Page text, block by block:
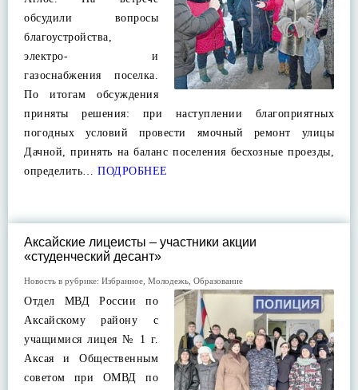
обсудили вопросы
благоустройства,
электро- и
газоснабжения поселка.
По итогам обсуждения
приняты решения: при наступлении благоприятных
погодных условий провести ямочный ремонт улицы
Дачной, принять на баланс поселения бесхозные проезды,
определить… ПОДРОБНЕЕ
Аксайские лицеисты – участники акции
«студенческий десант»
Новость в рубрике: Избранное Молодежь Образование
Отдел МВД России по
Аксайскому району с
учащимися лицея № 1 г.
Аксая и Общественным
советом при ОМВД по